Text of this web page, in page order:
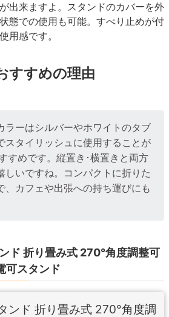
出来ますよ。スタンドのカバーを外
態での使用も可能。すべり止めが付
用感です。
すすめの理由
ラーはシルバーやホワイトのタブ
スタイリッシュに使用することが
すめです。縦置き･横置きと両方
しいですね。コンパクトに折りた
、カフェや出張への持ち運びにも
ド 折り畳み式 270°角度調整可
可スタンド
ンド 折り畳み式 270°角度調